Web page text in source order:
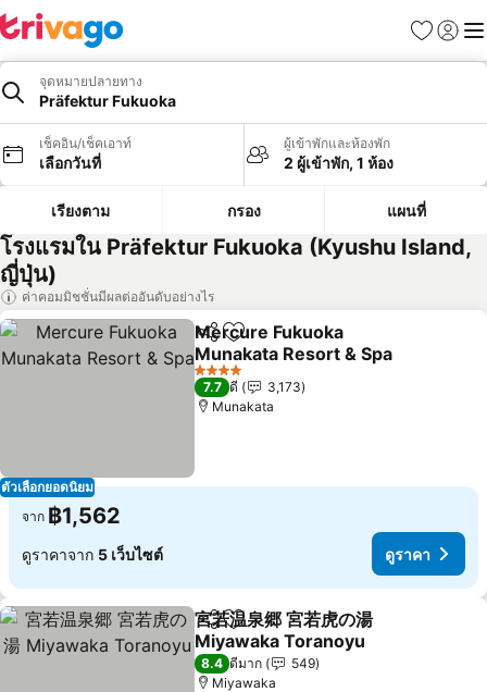
รายการโป
เข้าสู่ร
เมนู
จุดหมายปลายทาง
Präfektur Fukuoka
เช็คอิน/เช็คเอาท์
เลือกวันที่
ผู้เข้าพักและห้องพัก
2 ผู้เข้าพัก, 1 ห้อง
เรียงตาม กรอง แผนที่
โรงแรมใน Präfektur Fukuoka (Kyushu Island,
ญี่ปุ่น)
ค่าคอมมิชชั่นมีผลต่ออันดับอย่างไร
ตัวเลือกยอดนิยม
แชร์ เพิ่มในรายการโปรด
Mercure Fukuoka
Munakata Resort & Spa
ดูราคา
4 ดาว
7.7 ดี
3,173
Munakata
จาก ฿1,562
ดูราคาจาก 5 เว็บไซต์ ดูราคา
แชร์ เพิ่มในรายการโปรด
宮若温泉郷 宮若虎の湯
Miyawaka Toranoyu
ดูราคา
8.4 ดีมาก
549
Miyawaka